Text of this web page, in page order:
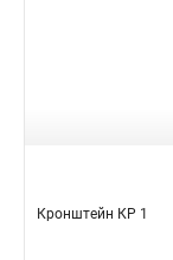
Кронштейн КР 1